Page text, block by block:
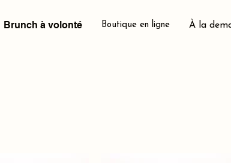
Brunch à volonté Boutique en ligne À la